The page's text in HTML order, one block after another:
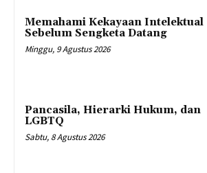
Memahami Kekayaan Intelektual
Sebelum Sengketa Datang
Minggu, 9 Agustus 2026
Pancasila, Hierarki Hukum, dan
LGBTQ
Sabtu, 8 Agustus 2026